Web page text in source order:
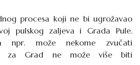
procesa koji ne bi ugrožavao
pulskog zaljeva i Grada Pule.
npr. može nekome zvučati
za Grad ne može više biti